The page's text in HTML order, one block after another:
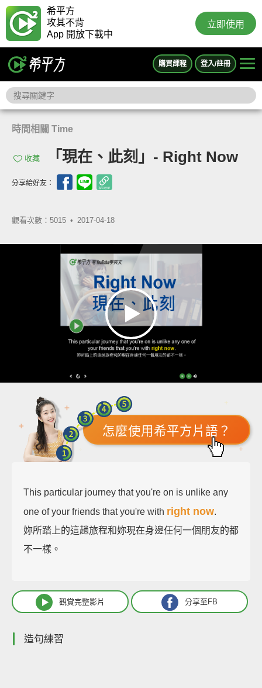
希平方
攻其不背
App 開放下載中
立即使用
購買課程 登入/註冊
時間相關 Time
收藏 「現在、此刻」- Right Now
分享給好友：
觀看次數：5015 • 2017-04-18
怎麼使用希平方片語？
This particular journey that you're on is unlike any
one of your friends that you're with right now.
妳所踏上的這趟旅程和妳現在身邊任何一個朋友的都
不一樣。
觀賞完整影片 分享至FB
造句練習